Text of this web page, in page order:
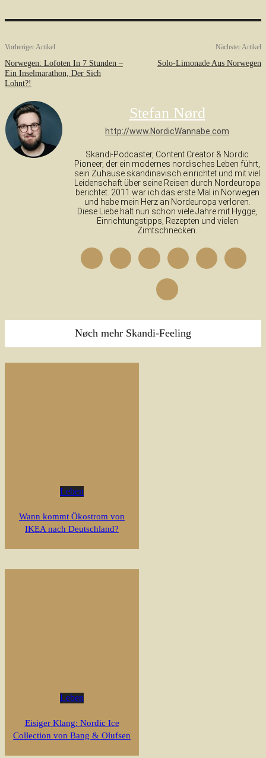
Vorheriger Artikel
Norwegen: Lofoten In 7 Stunden –
Ein Inselmarathon, Der Sich
Lohnt?!
Nächster Artikel
Solo-Limonade Aus Norwegen
Stefan Nørd
http://www.NordicWannabe.com
Skandi-Podcaster, Content Creator & Nordic
Pioneer, der ein modernes nordisches Leben führt,
sein Zuhause skandinavisch einrichtet und mit viel
Leidenschaft über seine Reisen durch Nordeuropa
berichtet. 2011 war ich das erste Mal in Norwegen
und habe mein Herz an Nordeuropa verloren.
Diese Liebe hält nun schon viele Jahre mit Hygge,
Einrichtungstipps, Rezepten und vielen
Zimtschnecken.
Nøch mehr Skandi-Feeling
Leben
Wann kommt Ökostrom von
IKEA nach Deutschland?
Leben
Eisiger Klang: Nordic Ice
Collection von Bang & Olufsen